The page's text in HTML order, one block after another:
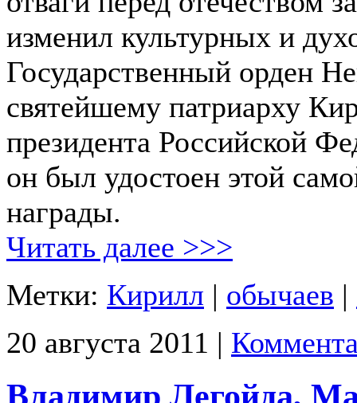
изменил культурных и
Государственный орден
святейшему патриарху
президента Российской
он был удостоен этой
награды.
Читать далее >>>
Метки: Кирилл | обычаев |
20 августа 2011 |
Владимир Легойда,